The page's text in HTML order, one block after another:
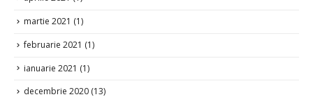
martie 2021 (1)
februarie 2021 (1)
ianuarie 2021 (1)
decembrie 2020 (13)